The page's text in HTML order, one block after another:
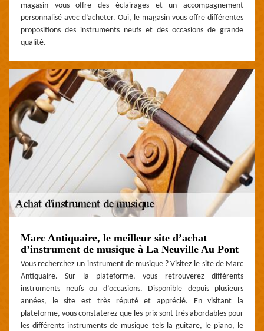
magasin vous offre des éclairages et un accompagnement
personnalisé avec d’acheter. Oui, le magasin vous offre différentes
propositions des instruments neufs et des occasions de grande
qualité.
Marc Antiquaire, le meilleur site d’achat
d’instrument de musique à La Neuville Au Pont
Vous recherchez un instrument de musique ? Visitez le site de Marc
Antiquaire. Sur la plateforme, vous retrouverez différents
instruments neufs ou d’occasions. Disponible depuis plusieurs
années, le site est très réputé et apprécié. En visitant la
plateforme, vous constaterez que les prix sont très abordables pour
les différents instruments de musique tels la guitare, le piano, le